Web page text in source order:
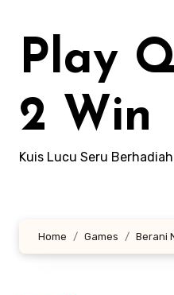
kontenPlay
2 Win
Kuis Lucu Seru Berhadiah
Home Games Berani